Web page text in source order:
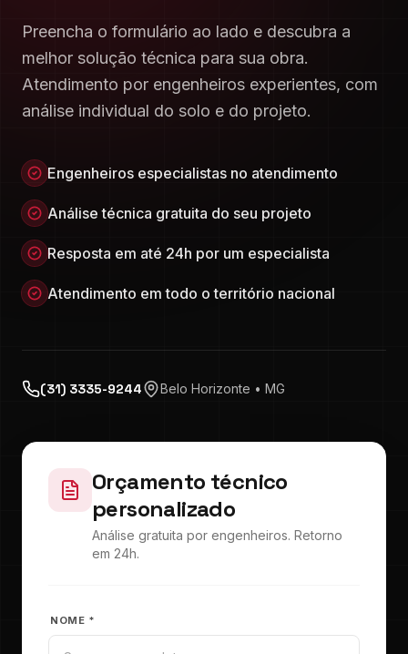
Preencha o formulário ao lado e descubra a
melhor solução técnica para sua obra.
Atendimento por engenheiros experientes, com
análise individual do solo e do projeto.
Engenheiros especialistas no atendimento
Análise técnica gratuita do seu projeto
Resposta em até 24h por um especialista
Atendimento em todo o território nacional
(31) 3335-9244 Belo Horizonte • MG
Orçamento técnico
personalizado
Análise gratuita por engenheiros. Retorno
em 24h.
NOME *